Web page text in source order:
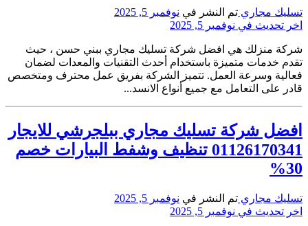
تسليك مجاري تم النشر في نوفمبر 5, 2025
اخر تحديث في نوفمبر 5, 2025
شركة منزلك هي افضل شركة تسليك مجاري ببني حسن ، حيث
تقدم خدمات متميزة باستخدام أحدث التقنيات والمعدات لضمان
فعالية وسرعة العمل. تتميز الشركة بفريق عمل محترف ومتخصص
قادر على التعامل مع جميع أنواع الانسد...
افضل شركة تسليك مجاري ببلجرشي للايجار
01126170341 تنظيف وشفط البيارات خصم
30%
تسليك مجاري تم النشر في نوفمبر 5, 2025
اخر تحديث في نوفمبر 5, 2025